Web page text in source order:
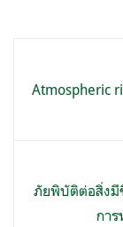
เรื่อง
Atmospheric
ภัยพิบัติต่อสิ่งมี
กา